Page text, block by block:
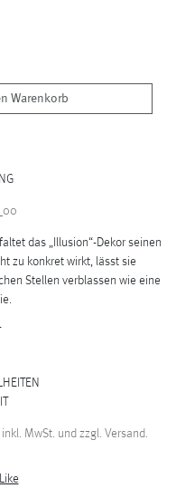
Warenkorb
das „Illusion“-Dekor seinen
zu konkret wirkt, lässt sie
Stellen verblassen wie eine
MwSt. und zzgl. Versand.